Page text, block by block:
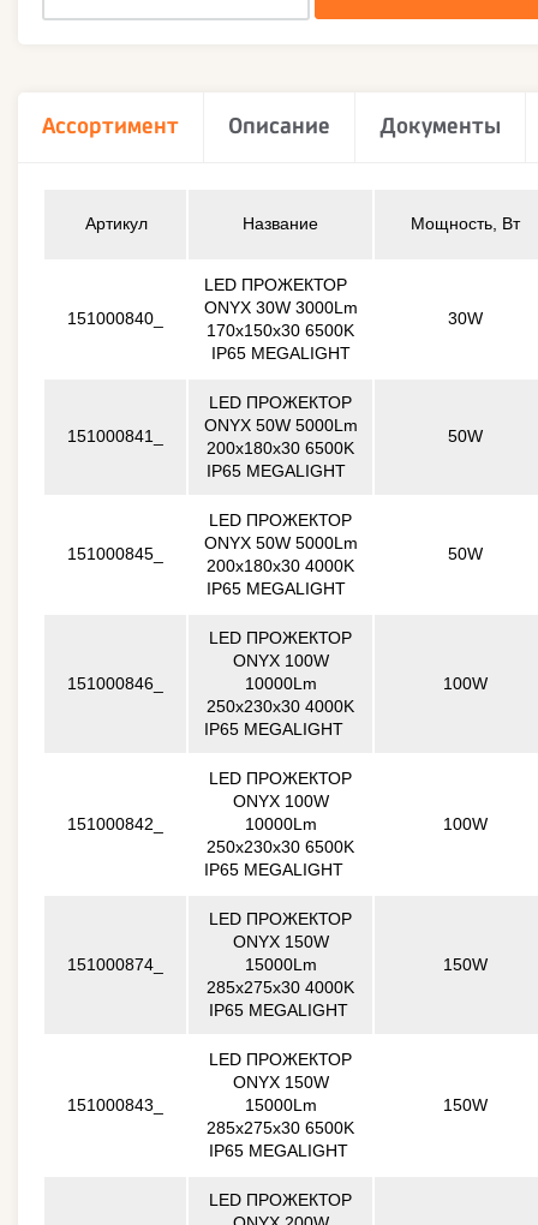
Ассортимент Описание Документы
Артикул Название Мощность, Вт
151000840_
LED ПРОЖЕКТОР
ONYX 30W 3000Lm
170x150x30 6500K
IP65 MEGALIGHT
30W
151000841_
LED ПРОЖЕКТОР
ONYX 50W 5000Lm
200x180x30 6500K
IP65 MEGALIGHT
50W
151000845_
LED ПРОЖЕКТОР
ONYX 50W 5000Lm
200x180x30 4000K
IP65 MEGALIGHT
50W
151000846_
LED ПРОЖЕКТОР
ONYX 100W
10000Lm
250x230x30 4000K
IP65 MEGALIGHT
100W
151000842_
LED ПРОЖЕКТОР
ONYX 100W
10000Lm
250x230x30 6500K
IP65 MEGALIGHT
100W
151000874_
LED ПРОЖЕКТОР
ONYX 150W
15000Lm
285x275x30 4000K
IP65 MEGALIGHT
150W
151000843_
LED ПРОЖЕКТОР
ONYX 150W
15000Lm
285x275x30 6500K
IP65 MEGALIGHT
150W
LED ПРОЖЕКТОР